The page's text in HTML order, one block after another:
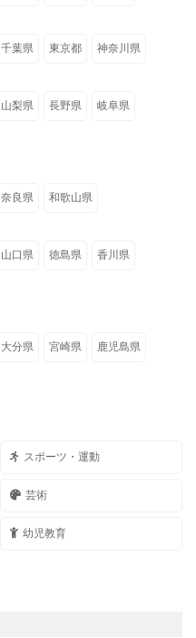
千葉県 東京都 神奈川県
山梨県 長野県 岐阜県
奈良県 和歌山県
山口県 徳島県 香川県
大分県 宮崎県 鹿児島県
スポーツ・運動
芸術
幼児教育